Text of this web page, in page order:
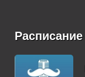
Армавир 102.3
Арсеньев 102.8